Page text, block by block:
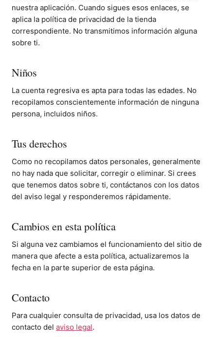
nuestra aplicación. Cuando sigues esos enlaces, se
aplica la política de privacidad de la tienda
correspondiente. No transmitimos información alguna
sobre ti.
Niños
La cuenta regresiva es apta para todas las edades. No
recopilamos conscientemente información de ninguna
persona, incluidos niños.
Tus derechos
Como no recopilamos datos personales, generalmente
no hay nada que solicitar, corregir o eliminar. Si crees
que tenemos datos sobre ti, contáctanos con los datos
del aviso legal y responderemos rápidamente.
Cambios en esta política
Si alguna vez cambiamos el funcionamiento del sitio de
manera que afecte a esta política, actualizaremos la
fecha en la parte superior de esta página.
Contacto
Para cualquier consulta de privacidad, usa los datos de
contacto del aviso legal.